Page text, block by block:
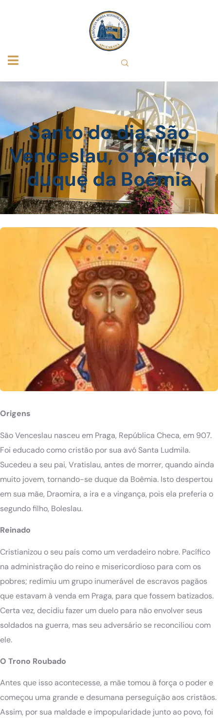
Santo do dia: São
Venceslau, o pacífico
duque da Boêmia
Origens
São Venceslau nasceu em Praga, República Checa, em 907.
Foi educado como cristão por sua avó Santa Ludmila.
Sucedeu a seu pai, Vratislau, antes de morrer, quando ainda
muito jovem, tornando-se duque da Boêmia. Isto despertou
em sua mãe, Draomira, a ira e a vingança, pois ela preferia o
segundo filho, Boleslau.
Reinado
Cristianizou o seu país como um verdadeiro nobre. Pacífico
na administração do reino e misericordioso para com os
pobres; redimiu um grupo inumerável de escravos pagãos
que estavam à venda em Praga, para que fossem batizados.
Certa vez, decidiu fazer um duelo para não envolver seus
soldados na guerra, mas seu adversário se reconciliou com
ele.
O Trono Roubado
Antes que isso acontecesse, a mãe tomou à força o poder e
começou uma grande e desumana perseguição aos cristãos.
Assim, por sua maldade e impopularidade junto ao povo, foi